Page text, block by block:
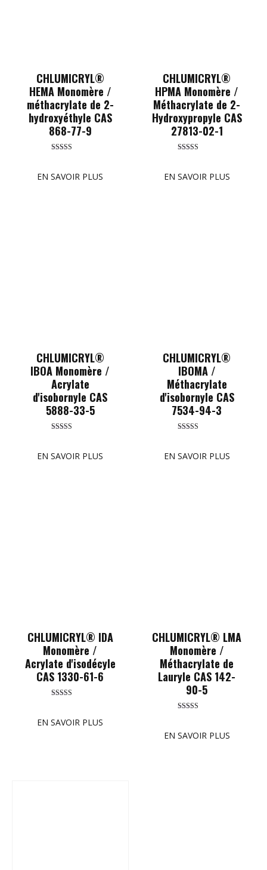
CHLUMICRYL®
HEMA Monomère /
méthacrylate de 2-
hydroxyéthyle CAS
868-77-9
out of 5
EN SAVOIR PLUS
CHLUMICRYL®
HPMA Monomère /
Méthacrylate de 2-
Hydroxypropyle CAS
27813-02-1
out of 5
EN SAVOIR PLUS
CHLUMICRYL®
IBOA Monomère /
Acrylate
d'isobornyle CAS
5888-33-5
out of 5
EN SAVOIR PLUS
CHLUMICRYL®
IBOMA /
Méthacrylate
d'isobornyle CAS
7534-94-3
out of 5
EN SAVOIR PLUS
CHLUMICRYL® IDA
Monomère /
Acrylate d'isodécyle
CAS 1330-61-6
EN SAVOIR PLUS
CHLUMICRYL® LMA
Monomère /
Méthacrylate de
Lauryle CAS 142-
90-5
EN SAVOIR PLUS